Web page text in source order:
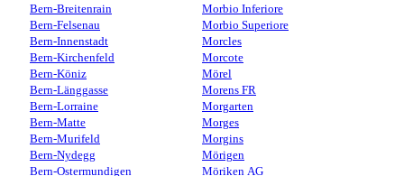
Bern-Breitenrain
Bern-Felsenau
Bern-Innenstadt
Bern-Kirchenfeld
Bern-Köniz
Bern-Länggasse
Bern-Lorraine
Bern-Matte
Bern-Murifeld
Bern-Nydegg
Bern-Ostermundigen
Morbio Inferiore
Morbio Superiore
Morcles
Morcote
Mörel
Morens FR
Morgarten
Morges
Morgins
Mörigen
Möriken AG